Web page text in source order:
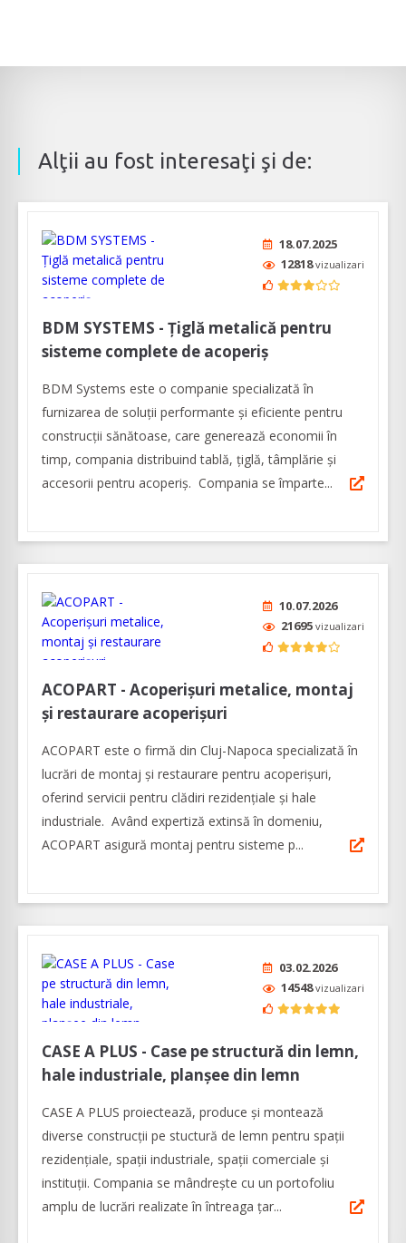
Alţii au fost interesaţi şi de:
18.07.2025
12818vizualizari
BDM SYSTEMS - Țiglă metalică pentru
sisteme complete de acoperiș
BDM Systems este o companie specializată în
furnizarea de soluții performante și eficiente pentru
construcții sănătoase, care generează economii în
timp, compania distribuind tablă, țiglă, tâmplărie și
accesorii pentru acoperiș. Compania se împarte...
10.07.2026
21695 vizualizari
ACOPART - Acoperișuri metalice, montaj
și restaurare acoperișuri
ACOPART este o firmă din Cluj-Napoca specializată în
lucrări de montaj și restaurare pentru acoperișuri,
oferind servicii pentru clădiri rezidențiale și hale
industriale. Având expertiză extinsă în domeniu,
ACOPART asigură montaj pentru sisteme p...
03.02.2026
14548vizualizari
CASE A PLUS - Case pe structură din lemn,
hale industriale, planșee din lemn
CASE A PLUS proiectează, produce și montează
diverse construcții pe stuctură de lemn pentru spații
rezidențiale, spații industriale, spații comerciale și
instituții. Compania se mândrește cu un portofoliu
amplu de lucrări realizate în întreaga țar...